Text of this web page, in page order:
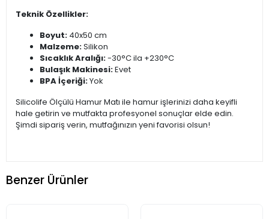
Teknik Özellikler:
Boyut: 40x50 cm
Malzeme:Silikon
Sıcaklık Aralığı:-30°C ila +230°C
Bulaşık Makinesi:Evet
BPA İçeriği:Yok
Silicolife Ölçülü Hamur Matı ile hamur işlerinizi daha keyifli
hale getirin ve mutfakta profesyonel sonuçlar elde edin.
Şimdi sipariş verin, mutfağınızın yeni favorisi olsun!
Benzer Ürünler